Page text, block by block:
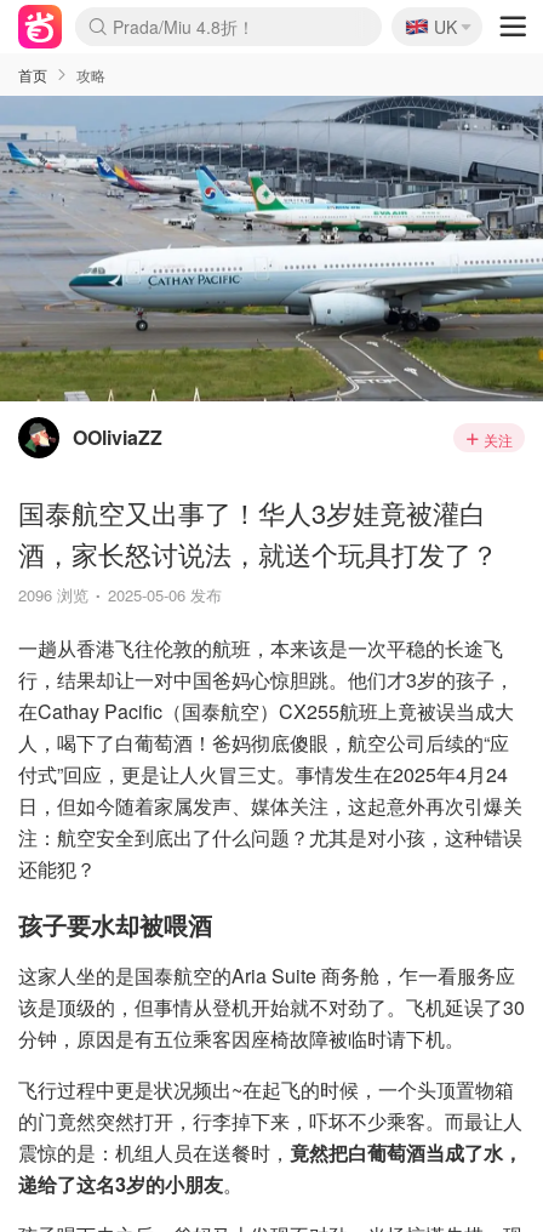
Prada/Miu 4.8折！
🇬🇧
UK
首页 攻略
OOliviaZZ 关注
国泰航空又出事了！华人3岁娃竟被灌白
酒，家长怒讨说法，就送个玩具打发了？
2096 浏览 2025-05-06 发布
一趟从香港飞往伦敦的航班，本来该是一次平稳的长途飞
行，结果却让一对中国爸妈心惊胆跳。他们才3岁的孩子，
在Cathay Pacific（国泰航空）CX255航班上竟被误当成大
人，喝下了白葡萄酒！爸妈彻底傻眼，航空公司后续的“应
付式”回应，更是让人火冒三丈。事情发生在2025年4月24
日，但如今随着家属发声、媒体关注，这起意外再次引爆关
注：航空安全到底出了什么问题？尤其是对小孩，这种错误
还能犯？
孩子要水却被喂酒
这家人坐的是国泰航空的Aria Suite 商务舱，乍一看服务应
该是顶级的，但事情从登机开始就不对劲了。飞机延误了30
分钟，原因是有五位乘客因座椅故障被临时请下机。
飞行过程中更是状况频出~在起飞的时候，一个头顶置物箱
的门竟然突然打开，行李掉下来，吓坏不少乘客。而最让人
震惊的是：机组人员在送餐时， 竟然把白葡萄酒当成了水，
递给了这名3岁的小朋友。